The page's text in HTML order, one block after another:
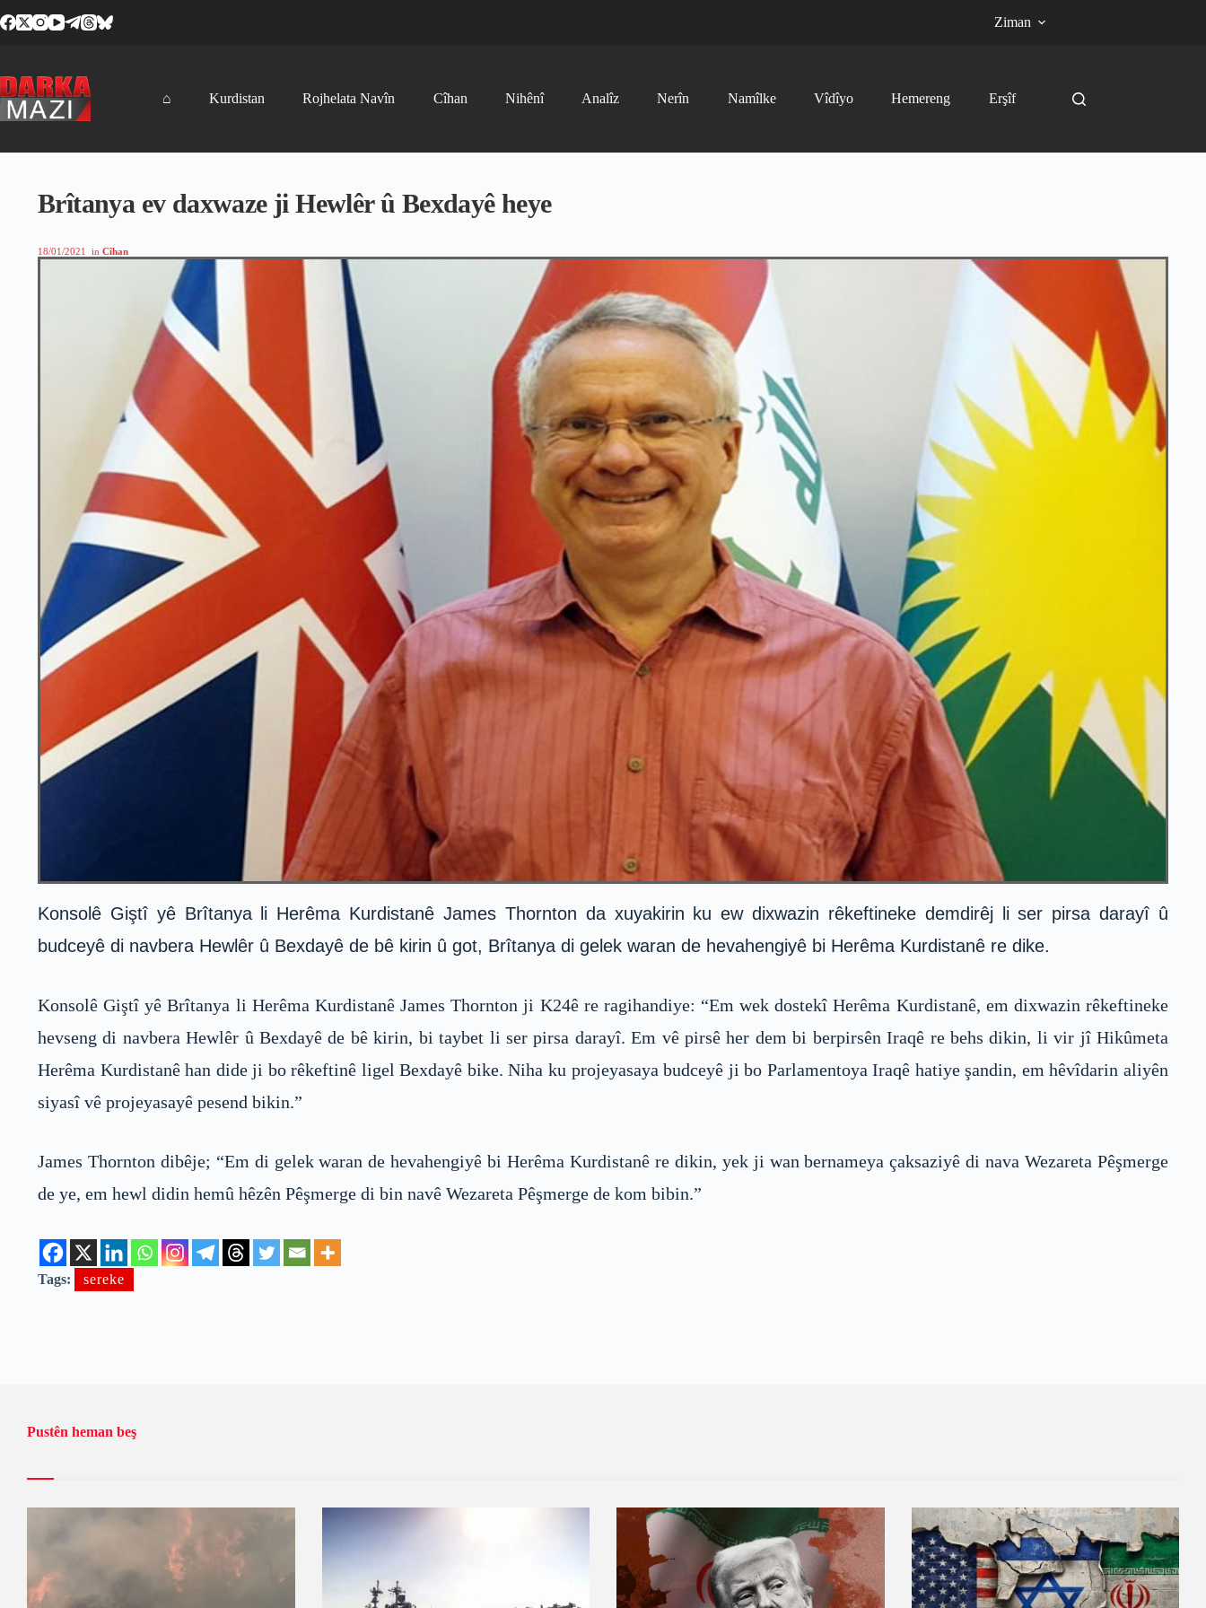
to
Ziman
⌂ Kurdistan Rojhelata Navîn Cîhan Nihênî Analîz Nerîn Namîlke Vîdîyo Hemereng Erşîf
Brîtanya ev daxwaze ji Hewlêr û Bexdayê heye
18/01/2021 in Cîhan
Konsolê Giştî yê Brîtanya li Herêma Kurdistanê James Thornton da xuyakirin ku ew dixwazin rêkeftineke demdirêj li ser pirsa darayî û
budceyê di navbera Hewlêr û Bexdayê de bê kirin û got, Brîtanya di gelek waran de hevahengiyê bi Herêma Kurdistanê re dike.
Konsolê Giştî yê Brîtanya li Herêma Kurdistanê James Thornton ji K24ê re ragihandiye: “Em wek dostekî Herêma Kurdistanê, em dixwazin rêkeftineke
hevseng di navbera Hewlêr û Bexdayê de bê kirin, bi taybet li ser pirsa darayî. Em vê pirsê her dem bi berpirsên Iraqê re behs dikin, li vir jî Hikûmeta
Herêma Kurdistanê han dide ji bo rêkeftinê ligel Bexdayê bike. Niha ku projeyasaya budceyê ji bo Parlamentoya Iraqê hatiye şandin, em hêvîdarin aliyên
siyasî vê projeyasayê pesend bikin.”
James Thornton dibêje; “Em di gelek waran de hevahengiyê bi Herêma Kurdistanê re dikin, yek ji wan bernameya çaksaziyê di nava Wezareta Pêşmerge
de ye, em hewl didin hemû hêzên Pêşmerge di bin navê Wezareta Pêşmerge de kom bibin.”
Tags: sereke
Pustên heman beş